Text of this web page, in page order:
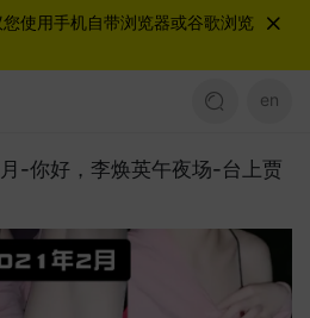
使用手机自带浏览器或谷歌浏览
en
-你好，李焕英午夜场-台上贾